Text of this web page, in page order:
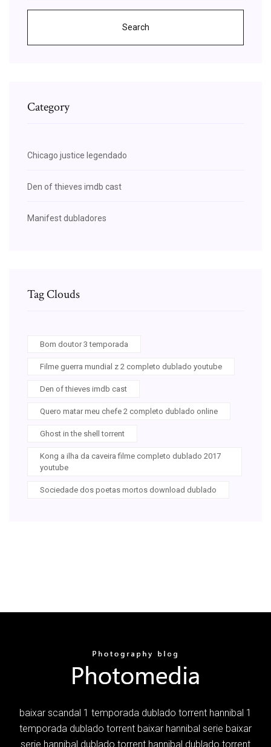
Search
Category
Chicago justice legendado
Den of thieves imdb cast
Manifest dubladores
Tag Clouds
Bom doutor 3 temporada
Filme guerra mundial z 2 completo dublado youtube
Den of thieves imdb cast
Quero matar meu chefe 2 completo dublado online
Ghost in the shell torrent
Kong a ilha da caveira filme completo dublado 2017
youtube
Sociedade dos poetas mortos download dublado
baixar scandal 1 temporada dublado torrent hannibal 1
temporada dublado torrent baixar hannibal serie baixar
serie hannibal dublado torrent hannibal dublado torrent